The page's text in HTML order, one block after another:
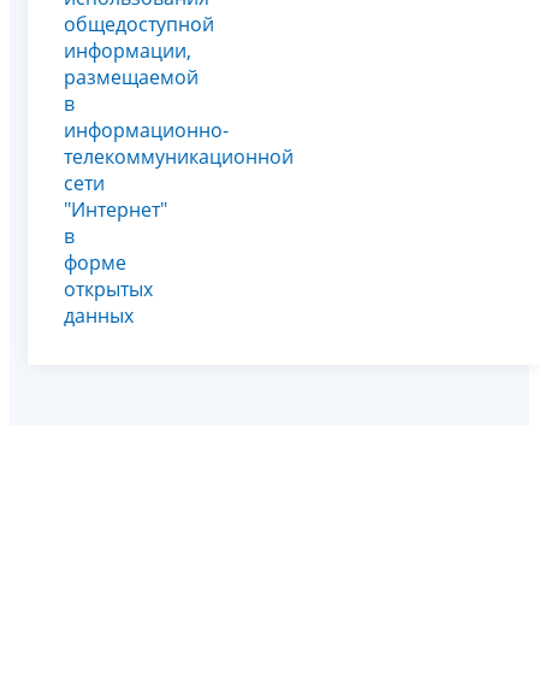
общедоступной
информации,
размещаемой
в
информационно-
телекоммуникационной
сети
"Интернет"
в
форме
открытых
данных